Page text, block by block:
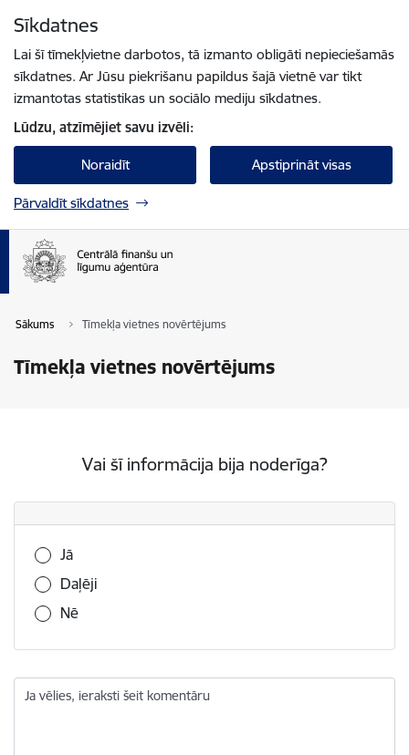
Sīkdatnes
Lai šī tīmekļvietne darbotos, tā izmanto obligāti nepieciešamās
sīkdatnes. Ar Jūsu piekrišanu papildus šajā vietnē var tikt
izmantotas statistikas un sociālo mediju sīkdatnes.
Lūdzu, atzīmējiet savu izvēli:
Noraidīt Apstiprināt visas
Pārvaldīt sīkdatnes
Sākums Tīmekļa vietnes novērtējums
Tīmekļa vietnes novērtējums
Vai šī informācija bija noderīga?
Vai šī informācija bija noderīga?
Jā
Daļēji
Nē
Ja vēlies, ieraksti šeit komentāru